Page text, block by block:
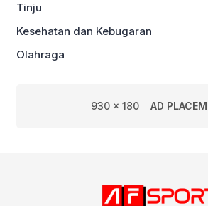
Tinju
Kesehatan dan Kebugaran
Olahraga
930 x 180 AD